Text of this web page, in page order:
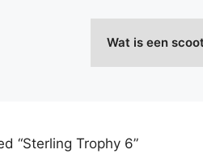
Wat is een
“Sterling Trophy 6”